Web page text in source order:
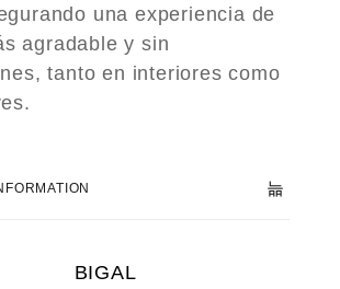
una experiencia de
agradable y sin
tanto en interiores como
BIGAL